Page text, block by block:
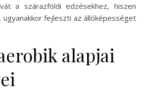
a szárazföldi edzésekhez, hiszen
ugyanakkor fejleszti az állóképességet
alapjai